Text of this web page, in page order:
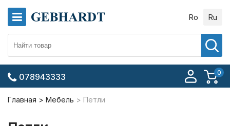
Ro Ru
0
078943333
Главная Мебель Петли